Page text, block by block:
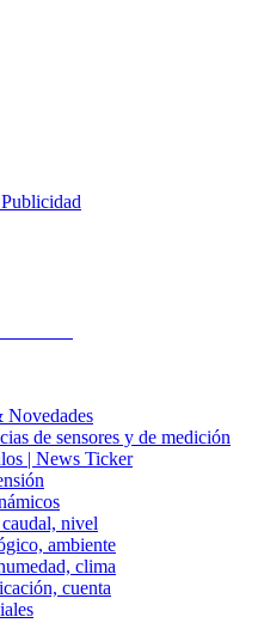
Novedades
de sensores y de medición
| News Ticker
nivel
ambiente
clima
cuenta